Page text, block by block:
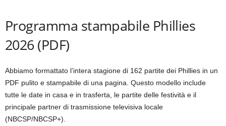
Programma stampabile Phillies
2026 (PDF)
Abbiamo formattato l’intera stagione di 162 partite dei Phillies in un
PDF pulito e stampabile di una pagina. Questo modello include
tutte le date in casa e in trasferta, le partite delle festività e il
principale partner di trasmissione televisiva locale
(NBCSP/NBCSP+).